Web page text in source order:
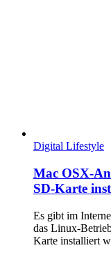
Digital Lifestyle
Mac OSX-
SD-Karte
Es gibt im
das Linux-
Karte installiert